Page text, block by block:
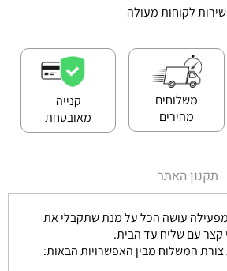
לקוחות מעולה
משלוחים
מהירים
קנייה
מאובטחת
תקנון האתר
עושה הכל על מנת שתקבלי את
קצר עם שליח עד הבית.
המשלוח מבין האפשרויות הבאות: